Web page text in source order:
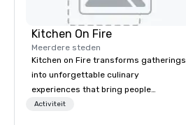
Kitchen On Fire
Meerdere steden
Kitchen on Fire transforms gatherings
into unforgettable culinary
experiences that bring people
together. Since 2005, we've
Activiteit